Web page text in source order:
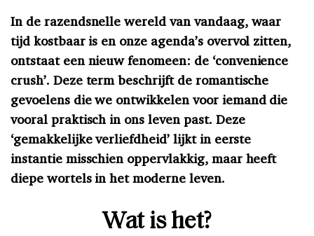
In de razendsnelle wereld van vandaag, waar
tijd kostbaar is en onze agenda’s overvol zitten,
ontstaat een nieuw fenomeen: de ‘convenience
crush’. Deze term beschrijft de romantische
gevoelens die we ontwikkelen voor iemand die
vooral praktisch in ons leven past. Deze
‘gemakkelijke verliefdheid’ lijkt in eerste
instantie misschien oppervlakkig, maar heeft
diepe wortels in het moderne leven.
Wat is het?